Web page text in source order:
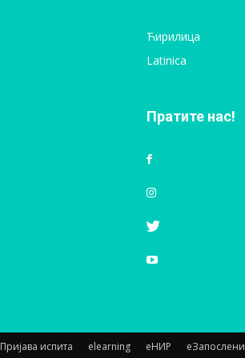
Ћирилица
Latinica
Пратите нас!
Пријава испита elearning еНИР еЗапослени